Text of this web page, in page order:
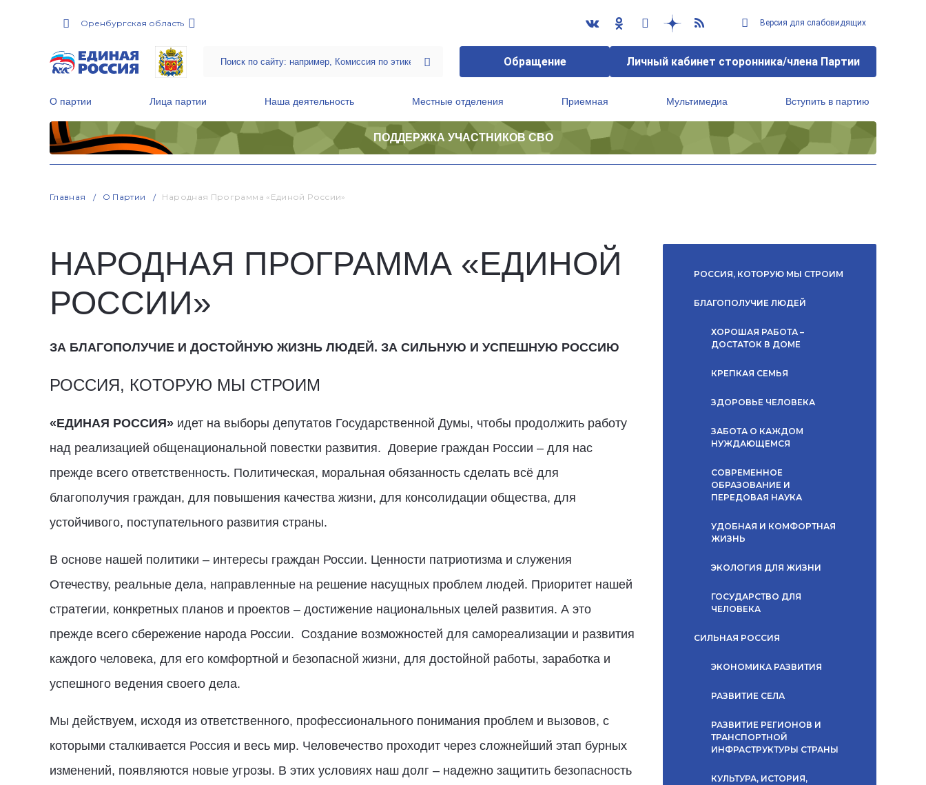
Оренбургская область Версия для слабовидящих
Обращение Личный кабинет сторонника/члена Партии
О партии Лица партии Наша деятельность Местные отделения Приемная Мультимедиа Вступить в партию
ПОДДЕРЖКА УЧАСТНИКОВ СВО
Главная О Партии Народная Программа «Единой России»
НАРОДНАЯ ПРОГРАММА «ЕДИНОЙ
РОССИИ»
ЗА БЛАГОПОЛУЧИЕ И ДОСТОЙНУЮ ЖИЗНЬ ЛЮДЕЙ. ЗА СИЛЬНУЮ И УСПЕШНУЮ РОССИЮ
РОССИЯ, КОТОРУЮ МЫ СТРОИМ
«ЕДИНАЯ РОССИЯ» идет на выборы депутатов Государственной Думы, чтобы продолжить работу
над реализацией общенациональной повестки развития. Доверие граждан России – для нас
прежде всего ответственность. Политическая, моральная обязанность сделать всё для
благополучия граждан, для повышения качества жизни, для консолидации общества, для
устойчивого, поступательного развития страны.
В основе нашей политики – интересы граждан России. Ценности патриотизма и служения
Отечеству, реальные дела, направленные на решение насущных проблем людей. Приоритет нашей
стратегии, конкретных планов и проектов – достижение национальных целей развития. А это
прежде всего сбережение народа России. Создание возможностей для самореализации и развития
каждого человека, для его комфортной и безопасной жизни, для достойной работы, заработка и
успешного ведения своего дела.
Мы действуем, исходя из ответственного, профессионального понимания проблем и вызовов, с
которыми сталкивается Россия и весь мир. Человечество проходит через сложнейший этап бурных
изменений, появляются новые угрозы. В этих условиях наш долг – надежно защитить безопасность
РОССИЯ, КОТОРУЮ МЫ СТРОИМ
БЛАГОПОЛУЧИЕ ЛЮДЕЙ
ХОРОШАЯ РАБОТА –
ДОСТАТОК В ДОМЕ
КРЕПКАЯ СЕМЬЯ
ЗДОРОВЬЕ ЧЕЛОВЕКА
ЗАБОТА О КАЖДОМ
НУЖДАЮЩЕМСЯ
СОВРЕМЕННОЕ
ОБРАЗОВАНИЕ И
ПЕРЕДОВАЯ НАУКА
УДОБНАЯ И КОМФОРТНАЯ
ЖИЗНЬ
ЭКОЛОГИЯ ДЛЯ ЖИЗНИ
ГОСУДАРСТВО ДЛЯ
ЧЕЛОВЕКА
СИЛЬНАЯ РОССИЯ
ЭКОНОМИКА РАЗВИТИЯ
РАЗВИТИЕ СЕЛА
РАЗВИТИЕ РЕГИОНОВ И
ТРАНСПОРТНОЙ
ИНФРАСТРУКТУРЫ СТРАНЫ
КУЛЬТУРА, ИСТОРИЯ,